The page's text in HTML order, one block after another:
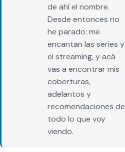
de ahí el nombre.
Desde entonces no
he parado: me
encantan las series y
el streaming, y acá
vas a encontrar mis
coberturas,
adelantos y
recomendaciones de
todo lo que voy
viendo.